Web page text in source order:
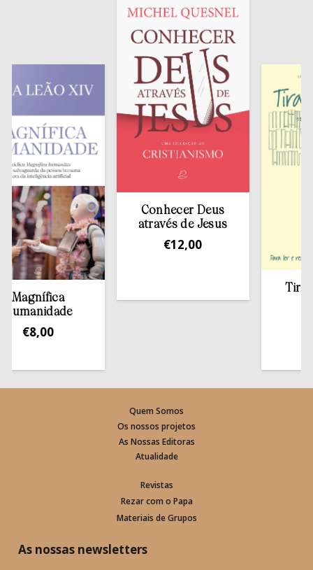
8,00
Conhecer Deus
através de Jesus
12,00
Tirar a
Quem Somos
Os nossos projetos
As Nossas Editoras
Atualidade
Revistas
Rezar com o Papa
Materiais de Grupos
As nossas newsletters